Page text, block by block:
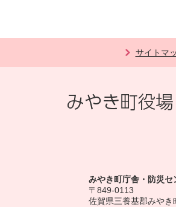
サイトマ
みやき町庁舎・防災セ
〒849-0113
佐賀県三養基郡みや